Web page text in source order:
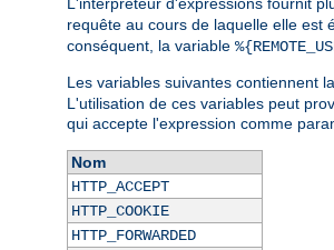
requête au cours de laquelle elle est
conséquent, la variable
Les variables suivantes contiennent
L'utilisation de ces variables peut
qui accepte l'expression comme
Nom
HTTP_ACCEPT
HTTP_COOKIE
HTTP_FORWARDED